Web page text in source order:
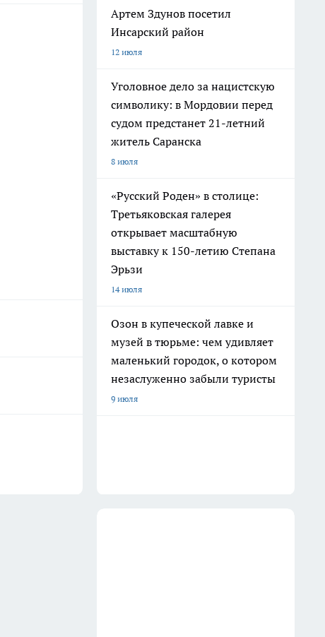
Артем Здунов посетил
Инсарский район
12 июля
Уголовное дело за нацистскую
символику: в Мордовии перед
судом предстанет 21-летний
житель Саранска
8 июля
«Русский Роден» в столице:
Третьяковская галерея
открывает масштабную
выставку к 150-летию Степана
Эрьзи
14 июля
Озон в купеческой лавке и
музей в тюрьме: чем удивляет
маленький городок, о котором
незаслуженно забыли туристы
9 июля